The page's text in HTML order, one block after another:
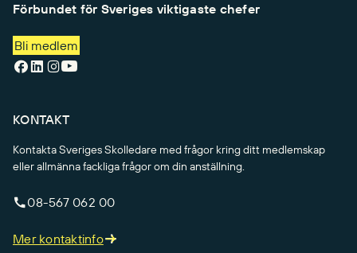
Förbundet för Sveriges viktigaste chefer
Bli medlem
KONTAKT
Kontakta Sveriges Skolledare med frågor kring ditt medlemskap
eller allmänna fackliga frågor om din anställning.
08-567 062 00
Mer kontaktinfo